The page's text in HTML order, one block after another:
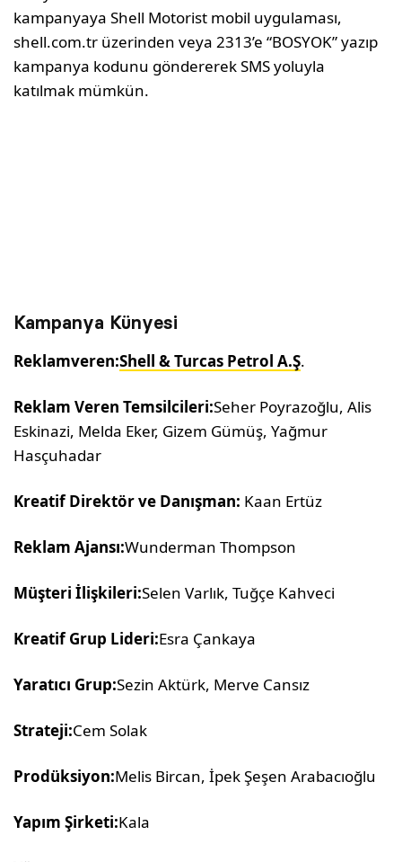
kampanyaya Shell Motorist mobil uygulaması,
shell.com.tr üzerinden veya 2313’e “BOSYOK” yazıp
kampanya kodunu göndererek SMS yoluyla
katılmak mümkün.
Kampanya Künyesi
Reklamveren:Shell & Turcas Petrol A.Ş.
Reklam Veren Temsilcileri:Seher Poyrazoğlu, Alis
Eskinazi, Melda Eker, Gizem Gümüş, Yağmur
Hasçuhadar
Kreatif Direktör ve Danışman: Kaan Ertüz
Reklam Ajansı:Wunderman Thompson
Müşteri İlişkileri:Selen Varlık, Tuğçe Kahveci
Kreatif Grup Lideri:Esra Çankaya
Yaratıcı Grup:Sezin Aktürk, Merve Cansız
Strateji:Cem Solak
Prodüksiyon:Melis Bircan, İpek Şeşen Arabacıoğlu
Yapım Şirketi:Kala